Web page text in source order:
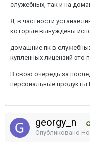
служебных, так и на
Я, в частности
которые вынуждены
домашние пк в
купленных лицензий это
В свою очередь за
персональные продукты
georgy_n
Опубликовано